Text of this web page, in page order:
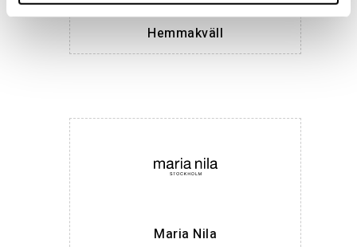
Hemmakväll
Maria Nila